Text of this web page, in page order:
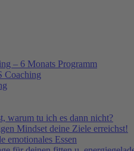
– 6 Monats Programm
Coaching
warum tu ich es dann nicht?
Mindset deine Ziele erreichst!
emotionales Essen